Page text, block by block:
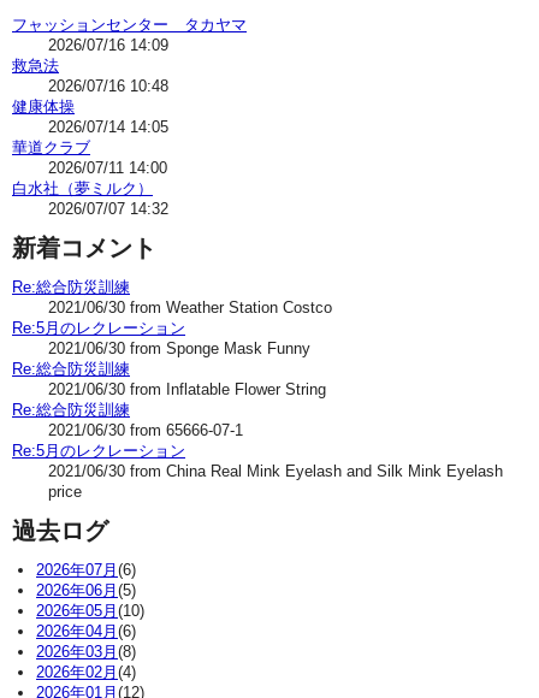
フャッションセンター タカヤマ
2026/07/16 14:09
救急法
2026/07/16 10:48
健康体操
2026/07/14 14:05
華道クラブ
2026/07/11 14:00
白水社（夢ミルク）
2026/07/07 14:32
新着コメント
Re:総合防災訓練
2021/06/30 from Weather Station Costco
Re:5月のレクレーション
2021/06/30 from Sponge Mask Funny
Re:総合防災訓練
2021/06/30 from Inflatable Flower String
Re:総合防災訓練
2021/06/30 from 65666-07-1
Re:5月のレクレーション
2021/06/30 from China Real Mink Eyelash and Silk Mink Eyelash
price
過去ログ
2026年07月 (6)
2026年06月 (5)
2026年05月 (10)
2026年04月 (6)
2026年03月 (8)
2026年02月 (4)
2026年01月 (12)